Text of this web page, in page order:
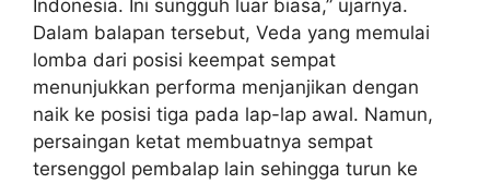
Indonesia. Ini sungguh luar biasa,” ujarnya.
Dalam balapan tersebut, Veda yang memulai
lomba dari posisi keempat sempat
menunjukkan performa menjanjikan dengan
naik ke posisi tiga pada lap-lap awal. Namun,
persaingan ketat membuatnya sempat
tersenggol pembalap lain sehingga turun ke